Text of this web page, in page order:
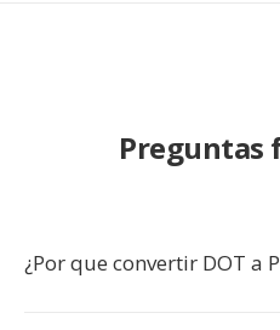
Preguntas
¿Por que convertir DOT a